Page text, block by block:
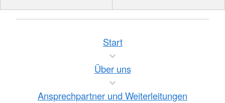
Start
Über uns
Ansprechpartner und Weiterleitungen